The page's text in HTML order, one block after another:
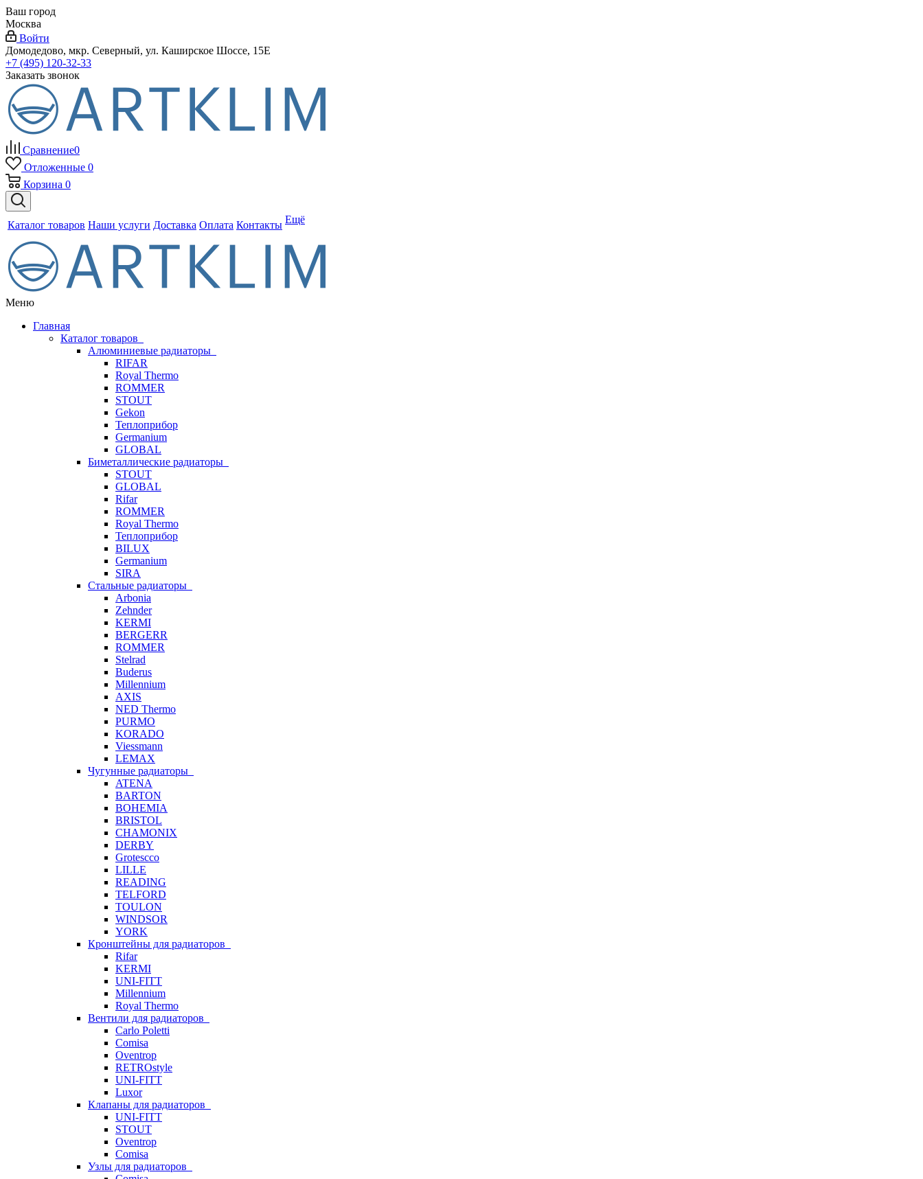
Ваш город
Москва
Войти
Домодедово, мкр. Северный, ул. Каширское Шоссе, 15Е
+7 (495) 120-32-33
Заказать звонок
Сравнение0
Отложенные 0
Корзина 0
Каталог товаров Наши услуги Доставка Оплата Контакты Ещё
Меню
Главная
Каталог товаров
Алюминиевые радиаторы
RIFAR
Royal Thermo
ROMMER
STOUT
Gekon
Теплоприбор
Germanium
GLOBAL
Биметаллические радиаторы
STOUT
GLOBAL
Rifar
ROMMER
Royal Thermo
Теплоприбор
BILUX
Germanium
SIRA
Стальные радиаторы
Arbonia
Zehnder
KERMI
BERGERR
ROMMER
Stelrad
Buderus
Millennium
AXIS
NED Thermo
PURMO
KORADO
Viessmann
LEMAX
Чугунные радиаторы
ATENA
BARTON
BOHEMIA
BRISTOL
CHAMONIX
DERBY
Grotescco
LILLE
READING
TELFORD
TOULON
WINDSOR
YORK
Кронштейны для радиаторов
Rifar
KERMI
UNI-FITT
Millennium
Royal Thermo
Вентили для радиаторов
Carlo Poletti
Comisa
Oventrop
RETROstyle
UNI-FITT
Luxor
Клапаны для радиаторов
UNI-FITT
STOUT
Oventrop
Comisa
Узлы для радиаторов